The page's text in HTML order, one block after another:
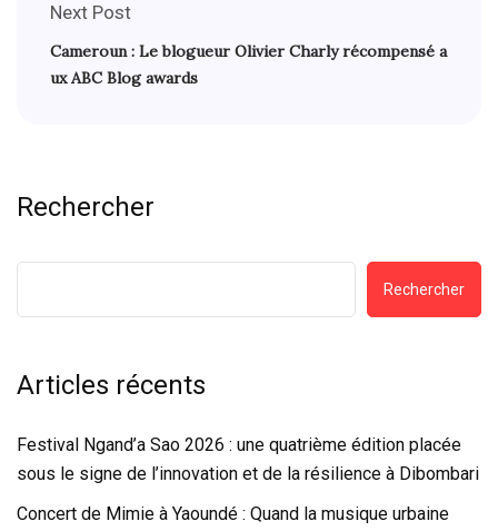
Next Post
Cameroun : Le blogueur Olivier Charly récompensé a
ux ABC Blog awards
Rechercher
Rechercher
Articles récents
Festival Ngand’a Sao 2026 : une quatrième édition placée
sous le signe de l’innovation et de la résilience à Dibombari
Concert de Mimie à Yaoundé : Quand la musique urbaine